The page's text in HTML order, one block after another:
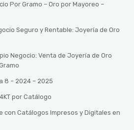
Por Gramo – Oro por Mayoreo –
Seguro y Rentable: Joyería de Oro
Negocio: Venta de Joyería de Oro
8 – 2024 – 2025
por Catálogo
con Catálogos Impresos y Digitales en